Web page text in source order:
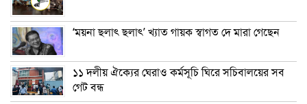
‘ময়না ছলাৎ ছলাৎ’ খ্যাত গায়ক স্বাগত দে মারা গেছেন
১১ দলীয় ঐক্যের ঘেরাও কর্মসূচি ঘিরে সচিবালয়ের সব
গেট বন্ধ